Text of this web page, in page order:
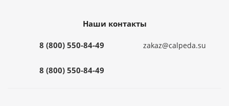
Наши контакты
8 (800) 550-84-49
8 (800) 550-84-49
zakaz@calpeda.su